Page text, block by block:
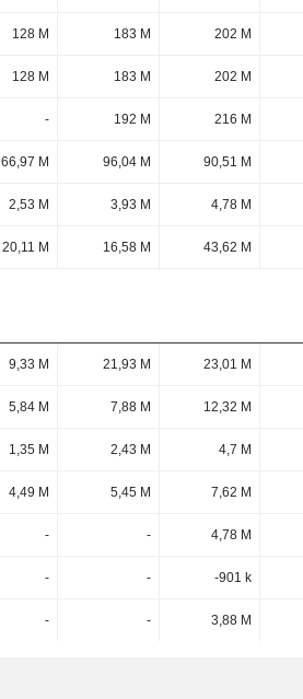
128 M 183 M 202 M
128 M 183 M 202 M
- 192 M 216 M
66,97 M 96,04 M 90,51 M
2,53 M 3,93 M 4,78 M
20,11 M 16,58 M 43,62 M
9,33 M 21,93 M 23,01 M
5,84 M 7,88 M 12,32 M
1,35 M 2,43 M 4,7 M
4,49 M 5,45 M 7,62 M
- - 4,78 M
- - -901 k
- - 3,88 M